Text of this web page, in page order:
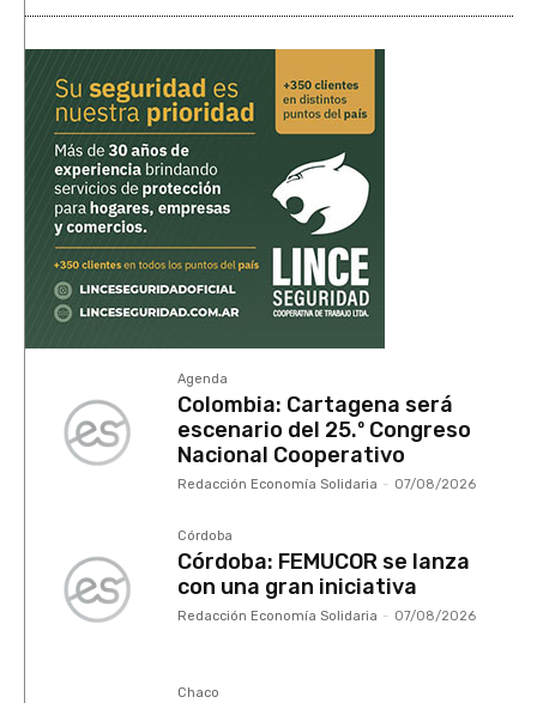
Agenda
Colombia: Cartagena será
escenario del 25.º Congreso
Nacional Cooperativo
Redacción Economía Solidaria - 07/08/2026
Córdoba
Córdoba: FEMUCOR se lanza
con una gran iniciativa
Redacción Economía Solidaria - 07/08/2026
Chaco